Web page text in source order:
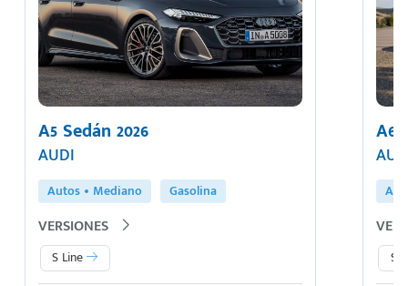
A5 Sedán 2026
AUDI
Autos Mediano Gasolina
VERSIONES
S Line
A6